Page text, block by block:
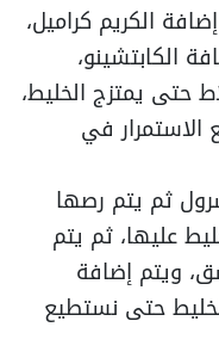
الكريم كراميل،
الكابتشينو،
حتى يمتزج الخليط،
الاستمرار في
ثم يتم رصها
عليها، ثم يتم
ويتم إضافة
حتى نستطيع